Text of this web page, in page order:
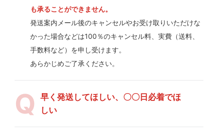
も承ることができません。
発送案内メール後のキャンセルやお受け取りいただけな
かった場合などは100％のキャンセル料、実費（送料、
手数料など）を申し受けます。
あらかじめご了承ください。
早く発送してほしい、〇〇日必着でほ
しい